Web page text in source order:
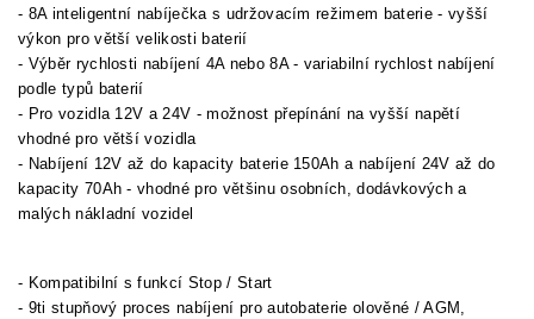
- 8A inteligentní nabíječka s udržovacím režimem baterie - vyšší
výkon pro větší velikosti baterií
- Výběr rychlosti nabíjení 4A nebo 8A - variabilní rychlost nabíjení
podle typů baterií
- Pro vozidla 12V a 24V - možnost přepínání na vyšší napětí
vhodné pro větší vozidla
- Nabíjení 12V až do kapacity baterie 150Ah a nabíjení 24V až do
kapacity 70Ah - vhodné pro většinu osobních, dodávkových a
malých nákladní vozidel
- Kompatibilní s funkcí Stop / Start
- 9ti stupňový proces nabíjení pro autobaterie olověné / AGM,